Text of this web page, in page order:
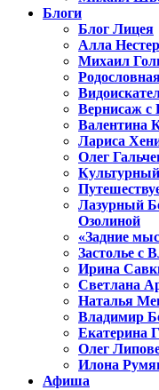
Блоги
Блог Лицея
Алла
Михаил
Вернисаж с
Валентина
Лариса
Олег
Лазурный
Озолиной
«Задние
Застолье с
Ирина
Светлана
Наталья
Владимир
Екатерина
Олег
Илона
Афиша